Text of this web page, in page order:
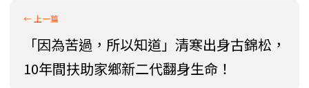
「因為苦過，所以知道」清寒出身古錦松，
10年間扶助家鄉新二代翻身生命！